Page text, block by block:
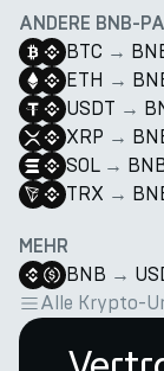
ANDERE BNB-
BTC →
ETH →
USDT →
XRP →
SOL →
TRX →
MEHR
BNB →
Alle Krypto-